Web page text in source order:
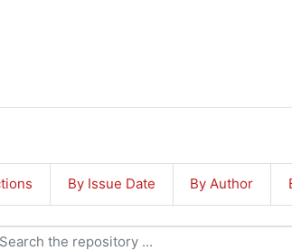
By Issue Date By Author